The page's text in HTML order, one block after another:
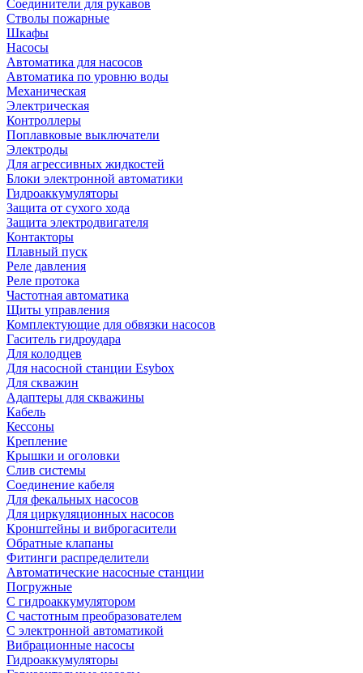
Соединители для рукавов
Стволы пожарные
Шкафы
Насосы
Автоматика для насосов
Автоматика по уровню воды
Механическая
Электрическая
Контроллеры
Поплавковые выключатели
Электроды
Для агрессивных жидкостей
Блоки электронной автоматики
Гидроаккумуляторы
Защита от сухого хода
Защита электродвигателя
Контакторы
Плавный пуск
Реле давления
Реле протока
Частотная автоматика
Щиты управления
Комплектующие для обвязки насосов
Гаситель гидроудара
Для колодцев
Для насосной станции Esybox
Для скважин
Адаптеры для скважины
Кабель
Кессоны
Крепление
Крышки и оголовки
Слив системы
Соединение кабеля
Для фекальных насосов
Для циркуляционных насосов
Кронштейны и виброгасители
Обратные клапаны
Фитинги распределители
Автоматические насосные станции
Погружные
С гидроаккумулятором
С частотным преобразователем
С электронной автоматикой
Вибрационные насосы
Гидроаккумуляторы